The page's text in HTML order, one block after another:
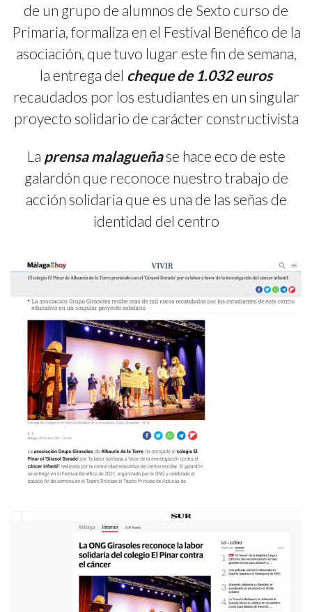
de un grupo de alumnos de Sexto curso de
Primaria, formaliza en el Festival Benéfico de la
asociación, que tuvo lugar este fin de semana,
la entrega del cheque de 1.032 euros
recaudados por los estudiantes en un singular
proyecto solidario de carácter constructivista
La prensa malagueñase hace eco de este
galardón que reconoce nuestro trabajo de
acción solidaria que es una de las señas de
identidad del centro